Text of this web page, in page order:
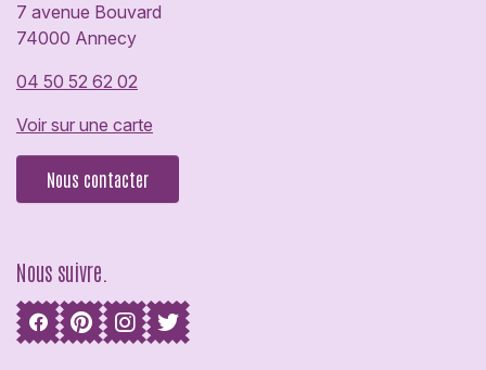
7 avenue Bouvard
74000 Annecy
04 50 52 62 02
Voir sur une carte
Nous contacter
Nous suivre.